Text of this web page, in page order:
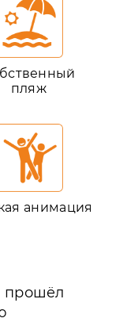
пляж
анимация
прошёл